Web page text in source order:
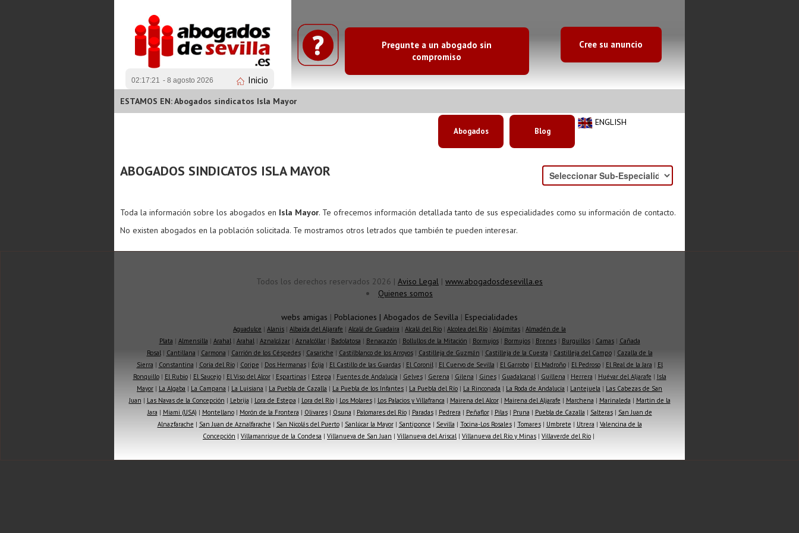
02:17:21 - 8 agosto 2026 Inicio
Pregunte a un abogado sin
compromiso
Cree su anuncio
ESTAMOS EN: Abogados sindicatos Isla Mayor
ENGLISH
Abogados Blog
ABOGADOS SINDICATOS ISLA MAYOR
Toda la información sobre los abogados en Isla Mayor. Te ofrecemos información detallada tanto de sus especialidades como su información de contacto.
No existen abogados en la población solicitada. Te mostramos otros letrados que también te pueden interesar.
Todos los derechos reservados 2026 | Aviso Legal | www.abogadosdesevilla.es
Quienes somos
webs amigas | Poblaciones | Abogados de Sevilla | Especialidades
Aguadulce | Alanis | Albaida del Aljarafe | Alcalá de Guadaíra | Alcalá del Río | Alcolea del Río | Algámitas | Almadén de la
Plata | Almensilla | Arahal| Arahal| Aznalcázar| Aznalcóllar| Badolatosa | Benacazón | Bollullos de la Mitación | Bormujos| Bormujos| Brenes| Burguillos| Camas| Cañada
Rosal| Cantillana | Carmona | Carrión de los Céspedes| Casariche | Castilblanco de los Arroyos| Castilleja de Guzmán | Castilleja de la Cuesta | Castilleja del Campo| Cazalla de la
Sierra | Constantina | Coria del Río| Coripe | Dos Hermanas| Écija | El Castillo de las Guardas| El Coronil| El Cuervo de Sevilla | El Garrobo| El Madroño| El Pedroso| El Real de la Jara | El
Ronquillo| El Rubio| El Saucejo| El Viso del Alcor| Espartinas| Estepa | Fuentes de Andalucía | Gelves| Gerena | Gilena | Gines| Guadalcanal| Guillena | Herrera | Huévar del Aljarafe | Isla
Mayor | La Algaba | La Campana | La Luisiana | La Puebla de Cazalla | La Puebla de los Infantes | La Puebla del Río | La Rinconada | La Roda de Andalucía | Lantejuela | Las Cabezas de San
Juan | Las Navas de la Concepción | Lebrija | Lora de Estepa | Lora del Río| Los Molares| Los Palacios y Villafranca | Mairena del Alcor| Mairena del Aljarafe | Marchena | Marinaleda | Martin de la
Jara | Miami (USA) | Montellano| Morón de la Frontera | Olivares| Osuna | Palomares del Río| Paradas| Pedrera | Peñaflor| Pilas| Pruna | Puebla de Cazalla | Salteras| San Juan de
Alnazfarache | San Juan de Aznalfarache | San Nicolás del Puerto| Sanlúcar la Mayor| Santiponce | Sevilla | Tocina-Los Rosales| Tomares| Umbrete | Utrera | Valencina de la
Concepción | Villamanrique de la Condesa | Villanueva de San Juan | Villanueva del Ariscal| Villanueva del Río y Minas | Villaverde del Río |